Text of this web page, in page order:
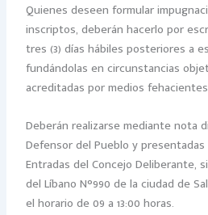
Quienes deseen formular
inscriptos, deberán hacerlo por
tres (3) días hábiles posteriores a
fundándolas en circunstancias
acreditadas por medios
Deberán realizarse mediante nota
Defensor del Pueblo y
Entradas del Concejo Deliberante,
del Líbano N°990 de la ciudad de
el horario de 09 a 13:00 horas.